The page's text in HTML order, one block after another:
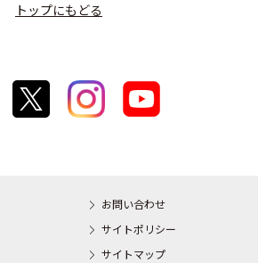
トップにもどる
お問い合わせ
サイトポリシー
サイトマップ